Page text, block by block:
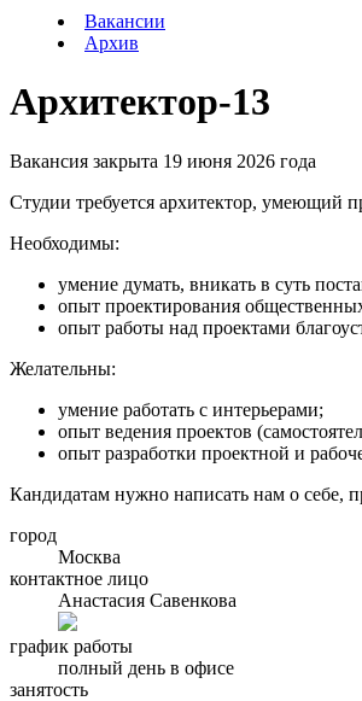
Вакансии
Архив
Архитектор-13
Вакансия закрыта 19 июня 2026 года
Студии требуется архитектор, умеющий
Необходимы:
умение думать, вникать в суть
опыт проектирования
опыт работы над проектами
Желательны:
умение работать с интерьерами;
опыт ведения проектов
опыт разработки проектной и
Кандидатам нужно написать нам о себе,
город
Москва
контактное лицо
Анастасия Савенкова
график работы
полный день в офисе
занятость